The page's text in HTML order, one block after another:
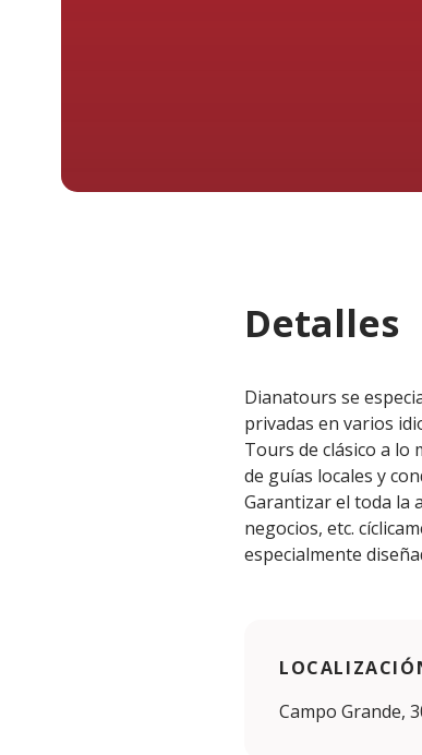
Detalles
Dianatours se
privadas en varios
Tours de clásico a lo
de guías locales y
Garantizar el toda la
negocios, etc.
especialmente
Campo Grande,